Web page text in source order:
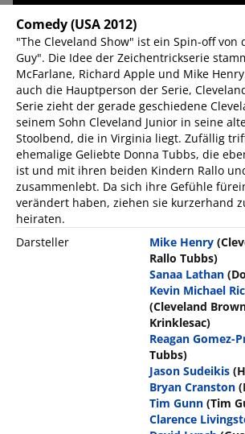
Comedy(USA 2012)
"The Cleveland Show" ist ein Spin-off von
Guy". Die Idee der Zeichentrickserie
McFarlane, Richard Apple und Mike
auch die Hauptperson der Serie,
Serie zieht der gerade geschiedene
seinem Sohn Cleveland Junior in seine
Stoolbend, die in Virginia liegt. Zufällig
ehemalige Geliebte Donna Tubbs, die
ist und mit ihren beiden Kindern Rallo
zusammenlebt. Da sich ihre Gefühle
verändert haben, ziehen sie kurzerhand
heiraten.
Darsteller
Mike Henry
Rallo Tubbs)
Sanaa Lathan
Kevin Michael
(Cleveland
Krinklesac)
Reagan Gomez-
Tubbs)
Jason Sudeikis
Bryan Cranston
Tim Gunn (Tim
Clarence